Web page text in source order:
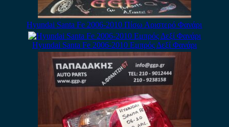
Hyundai Santa Fe 2006-2010 Πίσω Αριστερό Φανάρι
Hyundai Santa Fe 2006-2010 Εμπρός Δεξί Φανάρι